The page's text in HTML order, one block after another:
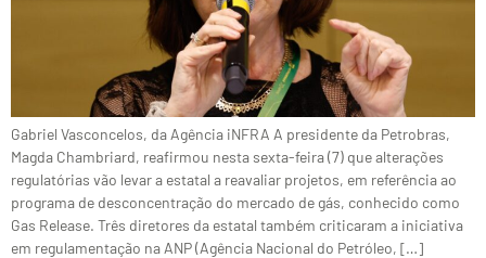
Gabriel Vasconcelos, da Agência iNFRA A presidente da Petrobras,
Magda Chambriard, reafirmou nesta sexta-feira (7) que alterações
regulatórias vão levar a estatal a reavaliar projetos, em referência ao
programa de desconcentração do mercado de gás, conhecido como
Gas Release. Três diretores da estatal também criticaram a iniciativa
em regulamentação na ANP (Agência Nacional do Petróleo, […]